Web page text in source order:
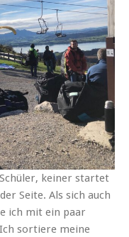
keiner startet
Seite. Als sich auch
ich mit ein paar
sortiere meine